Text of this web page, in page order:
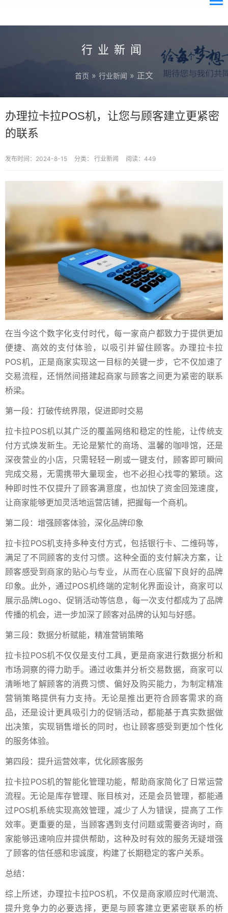
行业新闻
首页 » 行业新闻 » 正文
办理拉卡拉POS机，让您与顾客建立更紧密
的联系
发布时间：2024-8-15 分类： 行业新闻 阅读：449
在当今这个数字化支付时代，每一家商户都致力于提供更加
便捷、高效的支付体验，以吸引并留住顾客。办理拉卡拉
POS机，正是商家实现这一目标的关键一步，它不仅加速了
交易流程，还悄然间搭建起商家与顾客之间更为紧密的联系
桥梁。
第一段：打破传统界限，促进即时交易
拉卡拉POS机以其广泛的覆盖网络和稳定的性能，让传统支
付方式焕发新生。无论是繁忙的商场、温馨的咖啡馆，还是
深夜营业的小店，只需轻轻一刷或一键支付，顾客即可瞬间
完成交易，无需携带大量现金，也不必担心找零的繁琐。这
种即时性不仅提升了顾客满意度，也加快了资金回笼速度，
让商家能够更加灵活地运营店铺，把握每一个商机。
第二段：增强顾客体验，深化品牌印象
拉卡拉POS机支持多种支付方式，包括银行卡、二维码等，
满足了不同顾客的支付习惯。这种全面的支付解决方案，让
顾客感受到商家的贴心与专业，从而在心底留下良好的品牌
印象。此外，通过POS机终端的定制化界面设计，商家可以
展示品牌Logo、促销活动等信息，每一次支付都成为了品牌
传播的机会，进一步加深了顾客对品牌的认知与好感。
第三段：数据分析赋能，精准营销策略
拉卡拉POS机不仅仅是支付工具，更是商家进行数据分析和
市场洞察的得力助手。通过收集并分析交易数据，商家可以
清晰地了解顾客的消费习惯、偏好及购买能力，为制定精准
营销策略提供有力支持。无论是推出更符合顾客需求的商
品，还是设计更具吸引力的促销活动，都能基于真实数据做
出决策，实现销售增长的同时，也让顾客感受到更加个性化
的服务体验。
第四段：提升运营效率，优化顾客服务
拉卡拉POS机的智能化管理功能，帮助商家简化了日常运营
流程。无论是库存管理、账目核对，还是会员管理，都能通
过POS机系统实现高效管理，减少了人为错误，提高了工作
效率。更重要的是，当顾客遇到支付问题或需要咨询时，商
家能够迅速响应并提供帮助，这种及时有效的服务无疑增强
了顾客的信任感和忠诚度，构建了长期稳定的客户关系。
总结：
综上所述，办理拉卡拉POS机，不仅是商家顺应时代潮流、
提升竞争力的必要选择，更是与顾客建立更紧密联系的桥